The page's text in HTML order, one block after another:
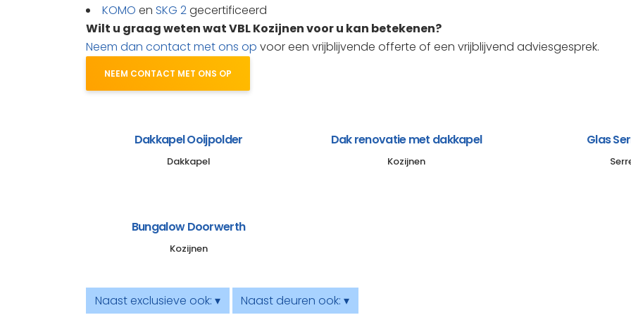
KOMO en SKG 2gecertificeerd
Wilt u graag weten wat VBL Kozijnen voor u kan betekenen?
Neem dan contact met ons op voor een vrijblijvende offerte of een vrijblijvend adviesgesprek.
NEEM CONTACT MET ONS OP
Dakkapel Ooijpolder
Dakkapel
Dak renovatie met dakkapel
Kozijnen
Glas
Bungalow Doorwerth
Kozijnen
Naast exclusieve ook: ▾ Naast deuren ook: ▾